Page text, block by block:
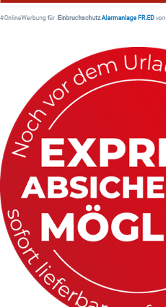
#OnlineWerbung für Einbruchschutz Alarmanlage FR.ED von